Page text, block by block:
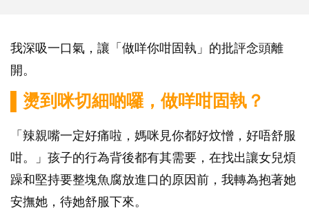
我深吸一口氣，讓「做咩你咁固執」的批評念頭離
開。
▌燙到咪切細啲囉，做咩咁固執？
「辣親嘴一定好痛啦，媽咪見你都好炆憎，好唔舒服
咁。」孩子的行為背後都有其需要，在找出讓女兒煩
躁和堅持要整塊魚腐放進口的原因前，我轉為抱著她
安撫她，待她舒服下來。